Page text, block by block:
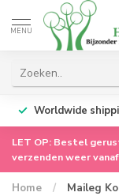
MENU
Worldwide
LET OP: Bestel
verzenden weer
Home / Maileg